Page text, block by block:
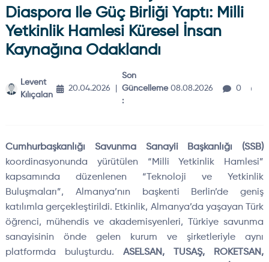
Diaspora Ile Güç Birliği Yaptı: Milli
Yetkinlik Hamlesi Küresel İnsan
Kaynağına Odaklandı
Levent
Kılıçalan
20.04.2026
Son
Güncelleme
:
08.08.2026 0
Cumhurbaşkanlığı Savunma Sanayii Başkanlığı (SSB)
koordinasyonunda yürütülen “Milli Yetkinlik Hamlesi”
kapsamında düzenlenen “Teknoloji ve Yetkinlik
Buluşmaları”, Almanya’nın başkenti Berlin’de geniş
katılımla gerçekleştirildi. Etkinlik, Almanya’da yaşayan Türk
öğrenci, mühendis ve akademisyenleri, Türkiye savunma
sanayisinin önde gelen kurum ve şirketleriyle aynı
platformda buluşturdu. ASELSAN, TUSAŞ, ROKETSAN,